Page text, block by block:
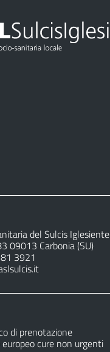
del Sulcis Iglesiente
09013 Carbonia (SU)
3921
di prenotazione
cure non urgenti